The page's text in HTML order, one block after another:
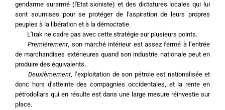
gendarme surarmé (l'Etat sioniste) et des dictatures locales qui lui
sont soumises pour se protéger de l'aspiration de leurs propres
peuples à la libération et à la démocratie.
	L'Irak ne cadre pas avec cette stratégie sur plusieurs points.
Premièrement, son marché intérieur est assez fermé à l’entrée
de marchandises extérieures quand son industrie nationale peut en
produire des équivalents.
Deuxièmement, l’exploitation de son pétrole est nationalisée et
donc hors d'atteinte des compagnies occidentales, et la rente en
pétrodollars qui en résulte est dans une large mesure réinvestie sur
place.